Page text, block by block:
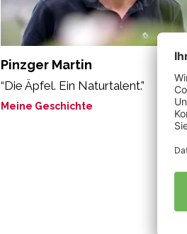
Pinzger Martin
“Die Äpfel. Ein Naturtalent.”
Meine Geschichte